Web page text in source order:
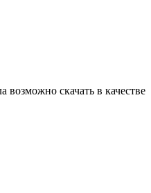
возможно скачать в качестве